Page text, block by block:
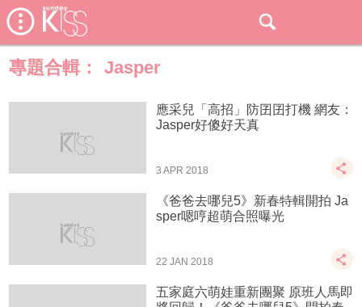
專題合輯： Jasper
應采兒「高招」防囝囝打機 網友：
Jasper好傻好天真
3 APR 2018
《爸爸去哪兒5》新春特輯開拍 Ja
sper嗯哼超萌合照曝光
22 JAN 2018
五家庭六萌娃重新團聚 原班人馬即